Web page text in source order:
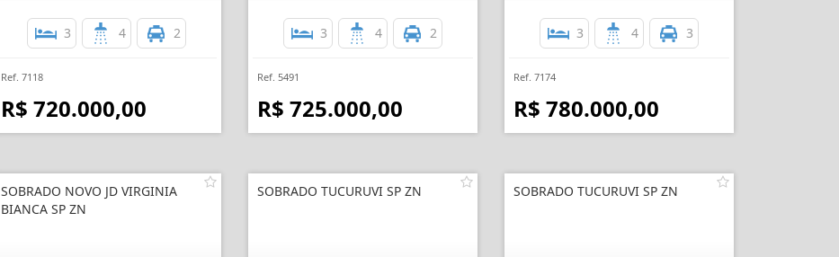
3 4 2
Ref. 7118
R$ 720.000,00
3 4 2
Ref. 5491
R$ 725.000,00
3 4 3
Ref. 7174
R$ 780.000,00
SOBRADO NOVO JD VIRGINIA
BIANCA SP ZN
SOBRADO TUCURUVI SP ZN SOBRADO TUCURUVI SP ZN